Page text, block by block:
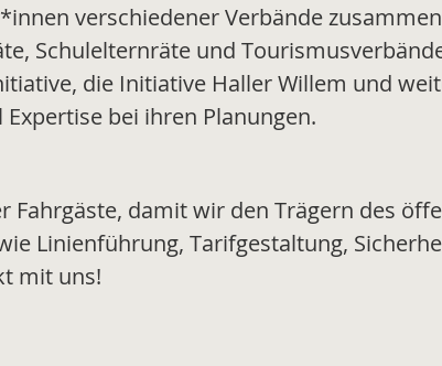
verschiedener Verbände
Schulelternräte und
die Initiative Haller Willem und
bei ihren Planungen.
damit wir den Trägern des
Linienführung, Tarifgestaltung,
mit uns!